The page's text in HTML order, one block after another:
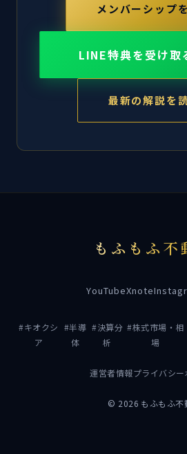
メンバーシップ
LINE特典を受け取
最新の解説を
もふもふ不
YouTubeXnote
#キオクシ
ア
#半導
体
#決算分
析
#株式市場・相
場
運営者情報プライバシー
© 2026 もふもふ不